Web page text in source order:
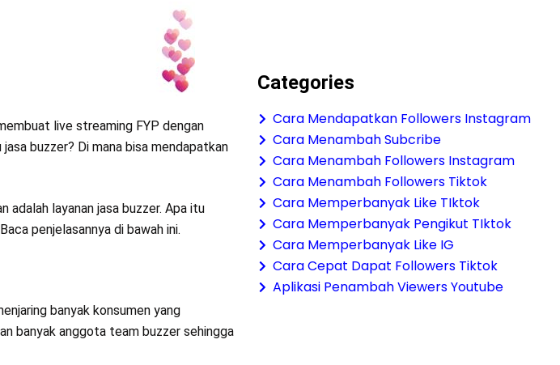
live streaming FYP dengan
buzzer? Di mana bisa mendapatkan
adalah layanan jasa buzzer. Apa itu
penjelasannya di bawah ini.
banyak konsumen yang
banyak anggota team buzzer sehingga
Categories
Cara Mendapatkan Followers Instagram
Cara Menambah Subcribe
Cara Menambah Followers Instagram
Cara Menambah Followers Tiktok
Cara Memperbanyak Like TIktok
Cara Memperbanyak Pengikut TIktok
Cara Memperbanyak Like IG
Cara Cepat Dapat Followers Tiktok
Aplikasi Penambah Viewers Youtube